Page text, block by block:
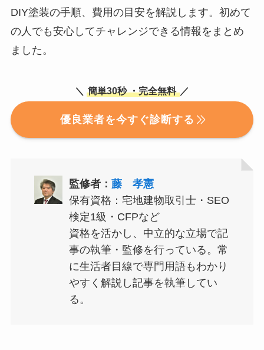
DIY塗装の手順、費用の目安を解説します。初めて
の人でも安心してチャレンジできる情報をまとめ
ました。
＼ 簡単30秒 ・完全無料 ／
優良業者を今すぐ診断する
監修者： 藤 孝憲
保有資格：宅地建物取引士・SEO
検定1級・CFPなど
資格を活かし、中立的な立場で記
事の執筆・監修を行っている。常
に生活者目線で専門用語もわかり
やすく解説し記事を執筆してい
る。